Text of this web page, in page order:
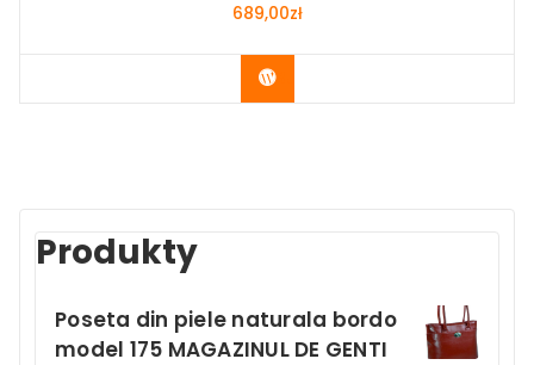
689,00zł
Buy Now
Produkty
Poseta din piele naturala bordo
model 175 MAGAZINUL DE GENTI